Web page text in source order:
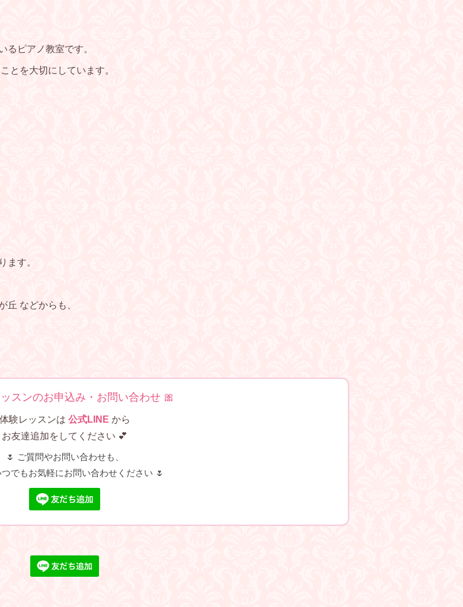
るピアノ教室です。
とを大切にしています。
ます。
丘 などからも、
スンのお申込み・お問い合わせ 🎀
体験レッスンは 公式LINE から
お友達追加をしてください 💕
🌷 ご質問やお問い合わせも、
でもお気軽にお問い合わせください 🌷